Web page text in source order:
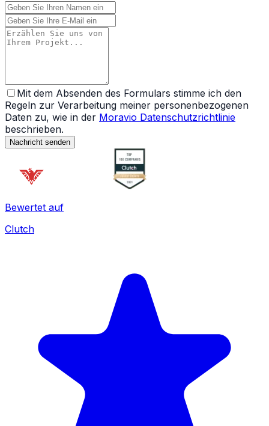
Mit dem Absenden des Formulars stimme ich den
Regeln zur Verarbeitung meiner personenbezogenen
Daten zu, wie in der Moravio Datenschutzrichtlinie
beschrieben.
Nachricht senden
Bewertet auf
Clutch